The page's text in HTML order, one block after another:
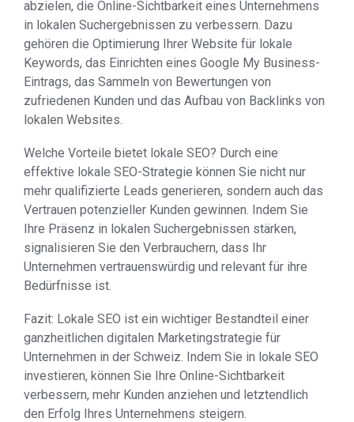
abzielen, die Online-Sichtbarkeit eines Unternehmens
in lokalen Suchergebnissen zu verbessern. Dazu
gehören die Optimierung Ihrer Website für lokale
Keywords, das Einrichten eines Google My Business-
Eintrags, das Sammeln von Bewertungen von
zufriedenen Kunden und das Aufbau von Backlinks von
lokalen Websites.
Welche Vorteile bietet lokale SEO? Durch eine
effektive lokale SEO-Strategie können Sie nicht nur
mehr qualifizierte Leads generieren, sondern auch das
Vertrauen potenzieller Kunden gewinnen. Indem Sie
Ihre Präsenz in lokalen Suchergebnissen stärken,
signalisieren Sie den Verbrauchern, dass Ihr
Unternehmen vertrauenswürdig und relevant für ihre
Bedürfnisse ist.
Fazit: Lokale SEO ist ein wichtiger Bestandteil einer
ganzheitlichen digitalen Marketingstrategie für
Unternehmen in der Schweiz. Indem Sie in lokale SEO
investieren, können Sie Ihre Online-Sichtbarkeit
verbessern, mehr Kunden anziehen und letztendlich
den Erfolg Ihres Unternehmens steigern.